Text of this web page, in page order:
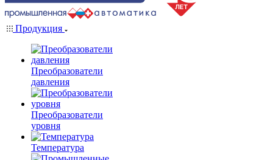
Продукция
Преобразователи
давления
Преобразователи
уровня
Температура